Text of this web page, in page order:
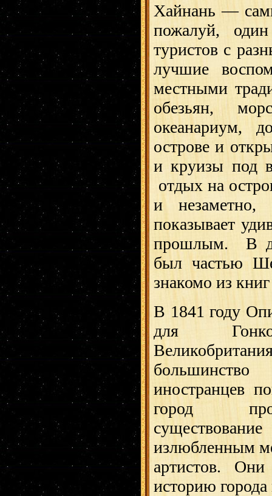
Хайнань —
пожалуй,
туристов с
лучшие
местными
обезьян,
океанариум,
острове и
и круизы под
отдых на
и незаметно,
показывает
прошлым. В
был частью
знакомо из
В 1841 году
для
иностранцев
город
излюбленным
артистов. Они
историю города